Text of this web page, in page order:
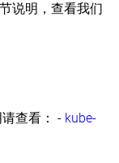
说明，查看我们
查看： - kube-